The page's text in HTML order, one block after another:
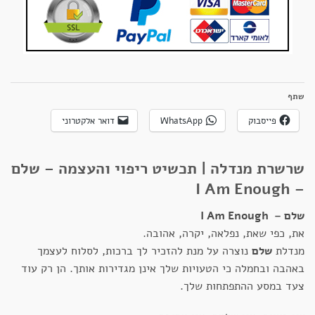
שתף
פייסבוק WhatsApp דואר אלקטרוני
שרשרת מנדלה | תכשיט ריפוי והעצמה – שלם
– I Am Enough
שלם – I Am Enough
את, כפי שאת, נפלאה, יקרה, אהובה.
מנדלת שלם נוצרה על מנת להזכיר לך ברכות, לסלוח לעצמך
באהבה ובחמלה כי הטעויות שלך אינן מגדירות אותך. הן רק עוד
צעד במסע ההתפתחות שלך.